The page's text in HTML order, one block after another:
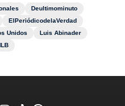
Deultimominuto
ElPeriódicodelaVerdad
Unidos
Luis Abinader